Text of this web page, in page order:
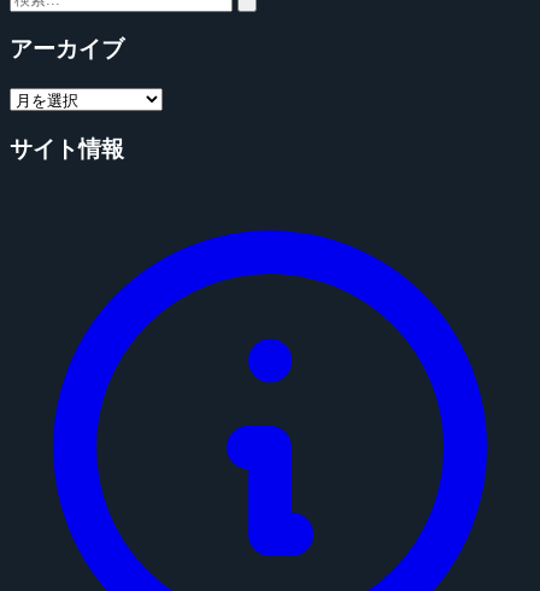
アーカイブ
サイト情報